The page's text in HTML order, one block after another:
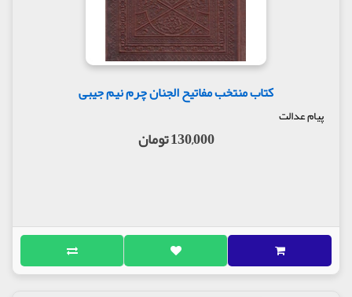
کتاب منتخب مفاتیح الجنان چرم نیم جیبی
پیام عدالت
130,000 تومان